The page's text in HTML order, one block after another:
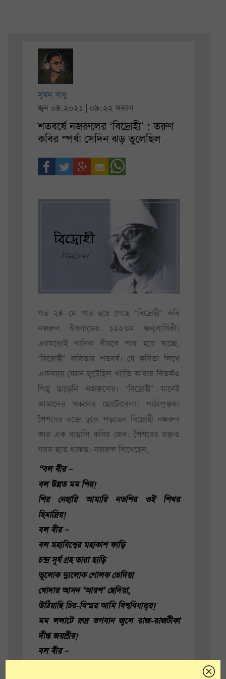
সুমন সাধু
জুন ০৪.২০২১ | ০৯:২২ সকাল
শতবর্ষে নজরুলের ‘বিদ্রোহী’ : তরুণ
কবির স্পর্ধা সেদিন ঝড় তুলেছিল
গত ২৪ মে পার হয়ে গেছে ‘বিদ্রোহী’ কবি
নজরুল ইসলামের ১২২তম জন্মবার্ষিকী।
এরমধ্যেই খানিক নীরবে পার হয়ে যাচ্ছে,
‘বিদ্রোহী’ কবিতার শতবর্ষ। যে কবিতা লিখে
একসময় যেমন জুটেছিল খ্যাতি আবার বিতর্কও
পিছু ছাড়েনি নজরুলের। ‘বিদ্রোহী’ মানেই
আমাদের সকলের ছোটোবেলা। পাঠ্যপুস্তক।
শৈশবের রক্তে ঢুকে পড়তেন বিদ্রোহী নজরুল
আর এক বাঙালি কবির জেদ। শৈশবের রক্তও
গরম হতে থাকত। নজরুল লিখেছেন,
“বল বীর –
বল উন্নত মম শির!
শির নেহারি আমারি নতশির ওই শিখর
হিমাদ্রির!
বল বীর –
বল মহাবিশ্বের মহাকাশ ফাড়ি
চন্দ্র সূর্য গ্রহ তারা ছাড়ি
ভূলোক দ্যুলোক গোলক ভেদিয়া
খোদার আসন ‘আরশ’ ছেদিয়া,
উঠিয়াছি চির-বিস্ময় আমি বিশ্ববিধাতৃর!
মম ললাটে রুদ্র ভগবান জ্বলে রাজ-রাজটীকা
দীপ্ত জয়শ্রীর!
বল বীর –